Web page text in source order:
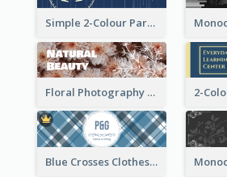
Simple 2-Colour Party Related Twitter Header
Floral Photography Twitter Header
Blue Crosses Clothes Store Twitter Header